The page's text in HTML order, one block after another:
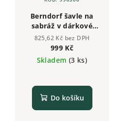
Berndorf šavle na
sabráž v dárkové
krabičce s místem
pro láhev
825,62 Kč bez DPH
999 Kč
Skladem (3 ks)
Do košíku